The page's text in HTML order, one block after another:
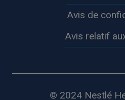
Avis de
Avis relatif
© 2024 Nestlé